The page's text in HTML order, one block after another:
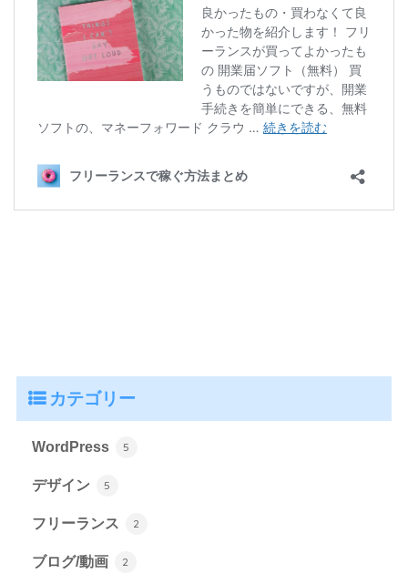
カテゴリー
WordPress 5
デザイン 5
フリーランス 2
ブログ/動画 2